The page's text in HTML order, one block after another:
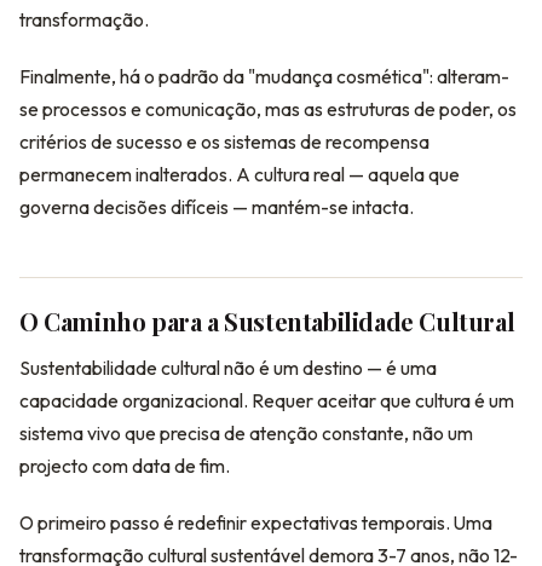
transformação.
Finalmente, há o padrão da "mudança cosmética": alteram-
se processos e comunicação, mas as estruturas de poder, os
critérios de sucesso e os sistemas de recompensa
permanecem inalterados. A cultura real — aquela que
governa decisões difíceis — mantém-se intacta.
O Caminho para a Sustentabilidade Cultural
Sustentabilidade cultural não é um destino — é uma
capacidade organizacional. Requer aceitar que cultura é um
sistema vivo que precisa de atenção constante, não um
projecto com data de fim.
O primeiro passo é redefinir expectativas temporais. Uma
transformação cultural sustentável demora 3-7 anos, não 12-